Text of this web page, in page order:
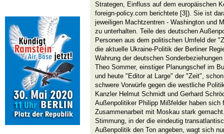
Strategen, Einfluss auf dem europäischen
foreign-policy.com berichtete [3]). Sie ist
jeweiligen Machtzentren - Washington und
zu unterhalten. Teile des deutschen
Personen aus dem politischen Umfeld der
die aktuelle Ukraine-Politik der Berliner
Wahrung der deutschen
Theo Sommer, einstiger Planungschef im
und heute "Editor at Large" der "Zeit",
schwere Vorwürfe gegen die westliche
Kanzler Helmut Schmidt und Gerhard
Außenpolitiker Philipp Mißfelder haben sich
Zusammenarbeit mit Moskau stark
Stimmung, in der die eindeutig
Außenpolitik den Ton angeben, wagt sich